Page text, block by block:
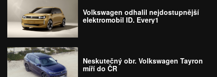
Volkswagen odhalil nejdostupnější
elektromobil ID. Every1
Neskutečný obr. Volkswagen Tayron
míří do ČR